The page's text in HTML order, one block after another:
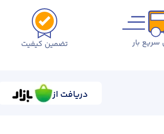
سریع بار تضمین کیفیت
دریافت از